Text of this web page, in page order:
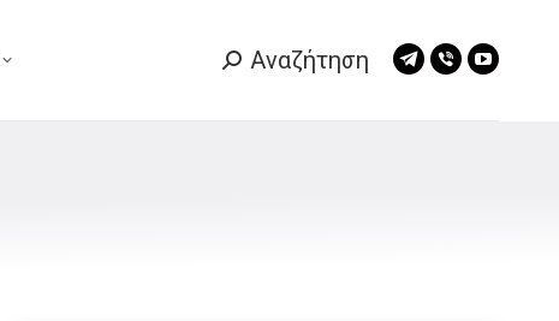
Search:
Αναζήτηση
Telegram
Viber